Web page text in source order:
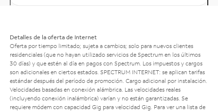
Detalles de la oferta de Internet
Oferta por tiempo limitado; sujeta a cambios; solo para nuevos clientes
residenciales (que no hayan utilizado servicios de Spectrum en los últimos
30 días) y que estén al día en pagos con Spectrum. Los impuestos y cargos
son adicionales en ciertos estados. SPECTRUM INTERNET: se aplican tarifas
estándar después del período de promoción. Cargo adicional por instalación.
Velocidades basadas en conexión alámbrica. Las velocidades reales
(incluyendo conexión inalámbrica) varían y no están garantizadas. Se
requiere módem con capacidad Gig para velocidad Gig. Para ver una lista de